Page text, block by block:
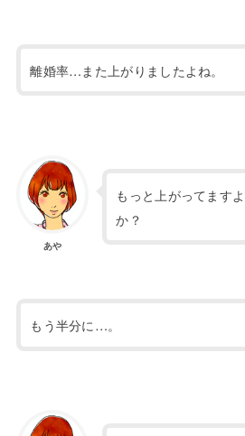
離婚率…また上がりましたよね。
あや
もっと上がってます
か？
もう半分に…。